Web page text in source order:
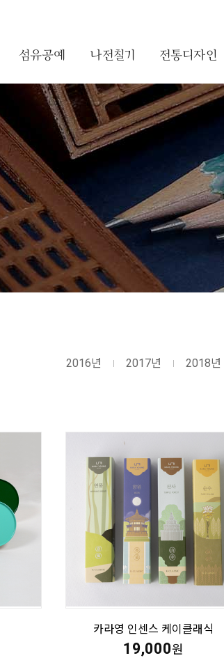
섬유공예 나전칠기 전통디자인
2016년 2017년 2018년
카라영 인센스 케이클래식
19,000원